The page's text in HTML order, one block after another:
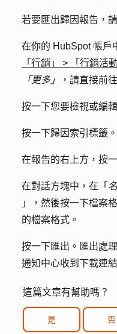
若要匯出歸因報告，請
在你的 HubSpot 帳戶
「行銷」
> 「行銷活動
「更多」
，請直接前往
按一下您要檢視或編
按一下歸因 索引標籤。
在報告的右上方，按
在對話方塊中，在「
」，然後按一下檔案
的檔案格式。
按一下匯出 。匯出處
通知中心收到下載連結
這篇文章有幫助嗎？
是 否